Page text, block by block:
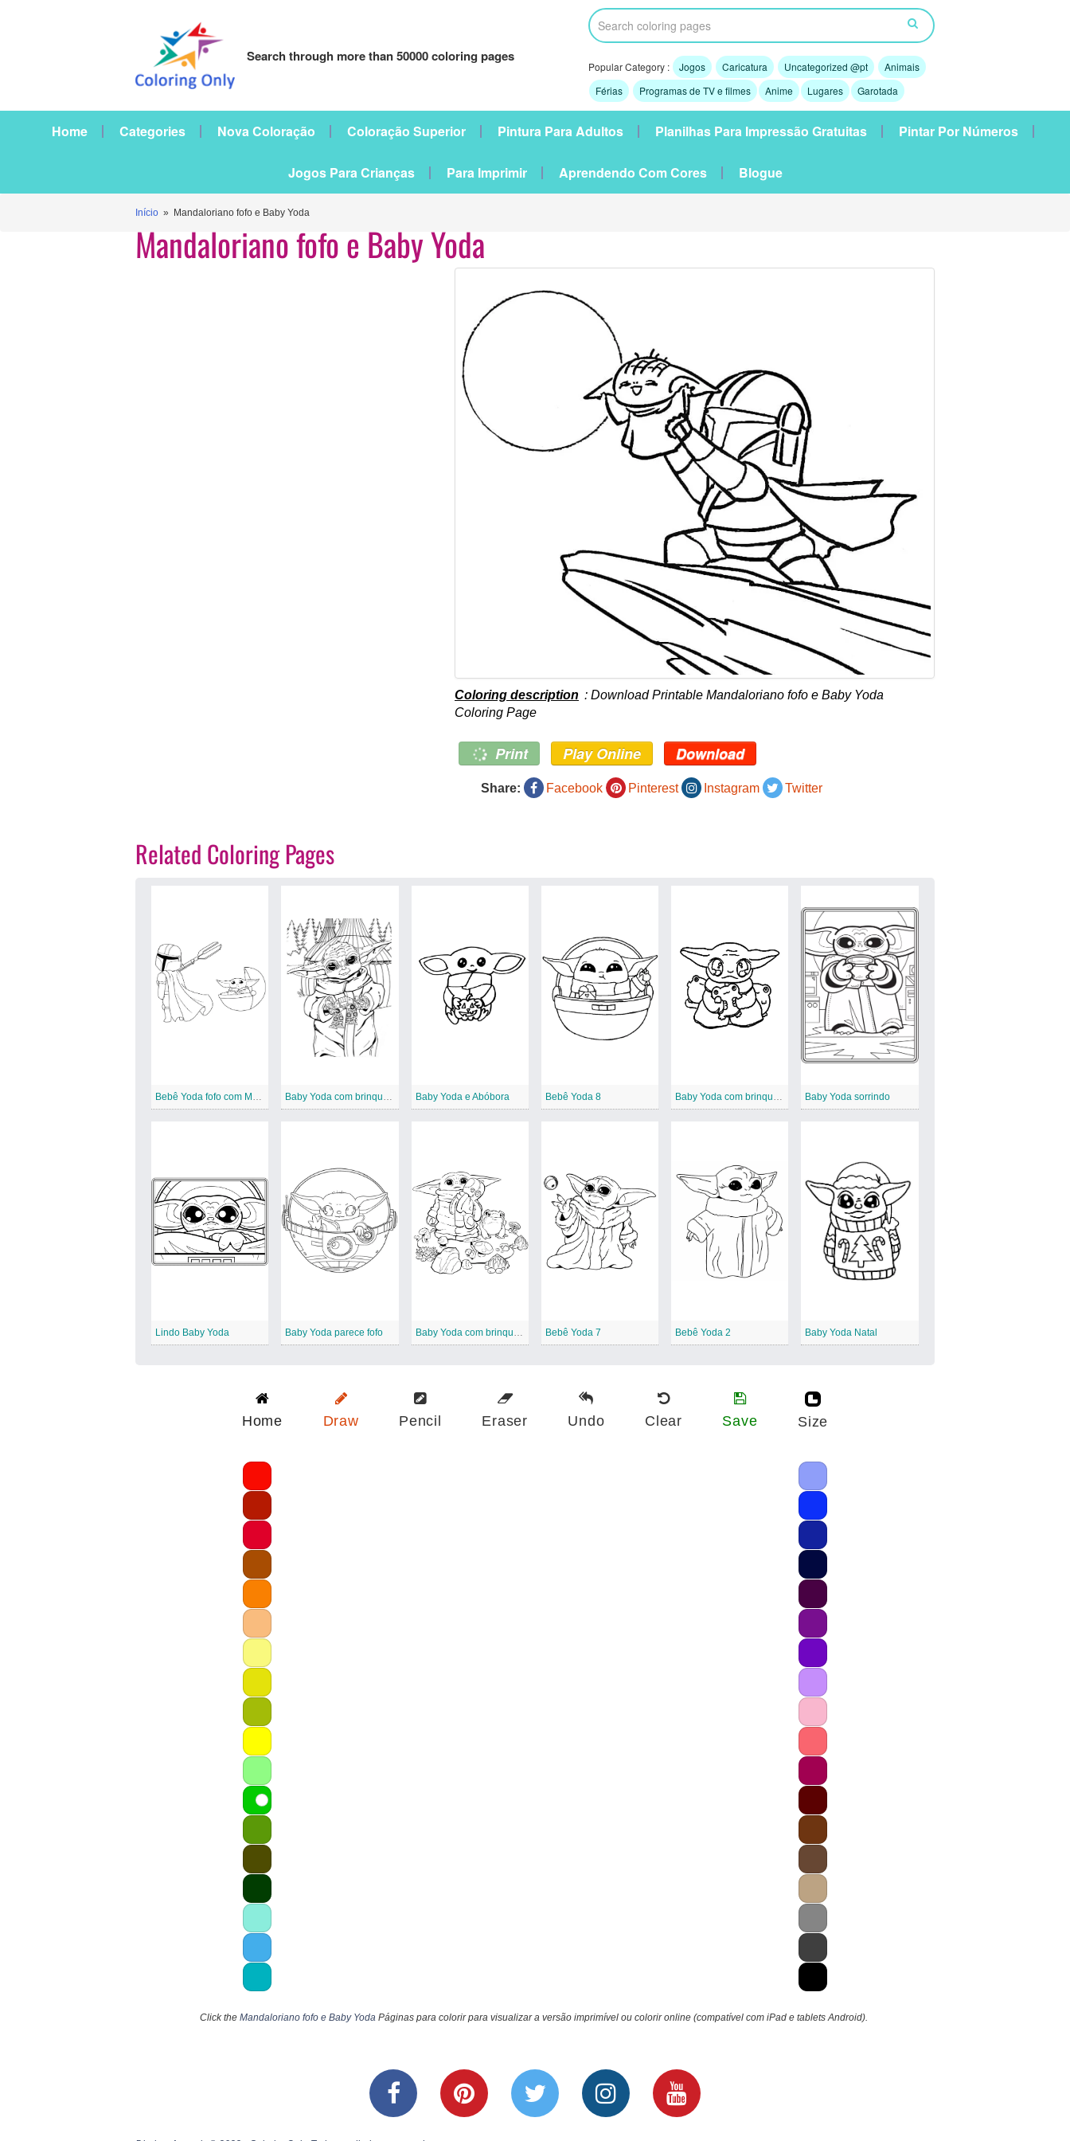
Search through more than 50000 coloring pages
Popular Category : Jogos Caricatura Uncategorized @pt
Animais
Férias
Programas de TV e filmes Anime Lugares Garotada
Home Categories Nova Coloração Coloração Superior Pintura Para Adultos Planilhas Para Impressão Gratuitas Pintar Por Números
Jogos Para Crianças Para Imprimir Aprendendo Com Cores Blogue
Início » Mandaloriano fofo e Baby Yoda
Mandaloriano fofo e Baby Yoda
Coloring description : Download Printable Mandaloriano fofo e Baby Yoda
Coloring Page
Print Play Online Download
Share: Facebook Pinterest Instagram Twitter
Related Coloring Pages
Bebê Yoda fofo com Mandaloriano Baby Yoda com brinquedo Baby Yoda e Abóbora Bebê Yoda 8 Baby Yoda com brinquedos Baby Yoda sorrindo
Lindo Baby Yoda Baby Yoda parece fofo Baby Yoda com brinquedos e sapo Bebê Yoda 7 Bebê Yoda 2 Baby Yoda Natal
Home Draw Pencil Eraser Undo Clear Save Size
Click the Mandaloriano fofo e Baby Yoda Páginas para colorir para visualizar a versão imprimível ou colorir online (compatível com iPad e tablets Android).